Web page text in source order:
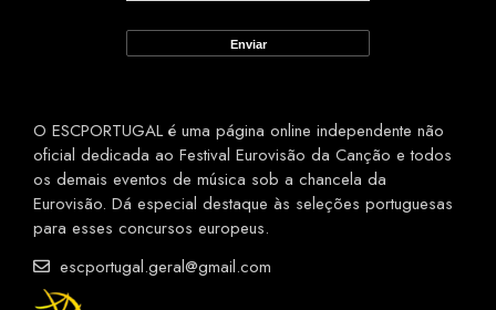
O ESCPORTUGAL é uma página online independente não
oficial dedicada ao Festival Eurovisão da Canção e todos
os demais eventos de música sob a chancela da
Eurovisão. Dá especial destaque às seleções portuguesas
para esses concursos europeus.
escportugal.geral@gmail.com